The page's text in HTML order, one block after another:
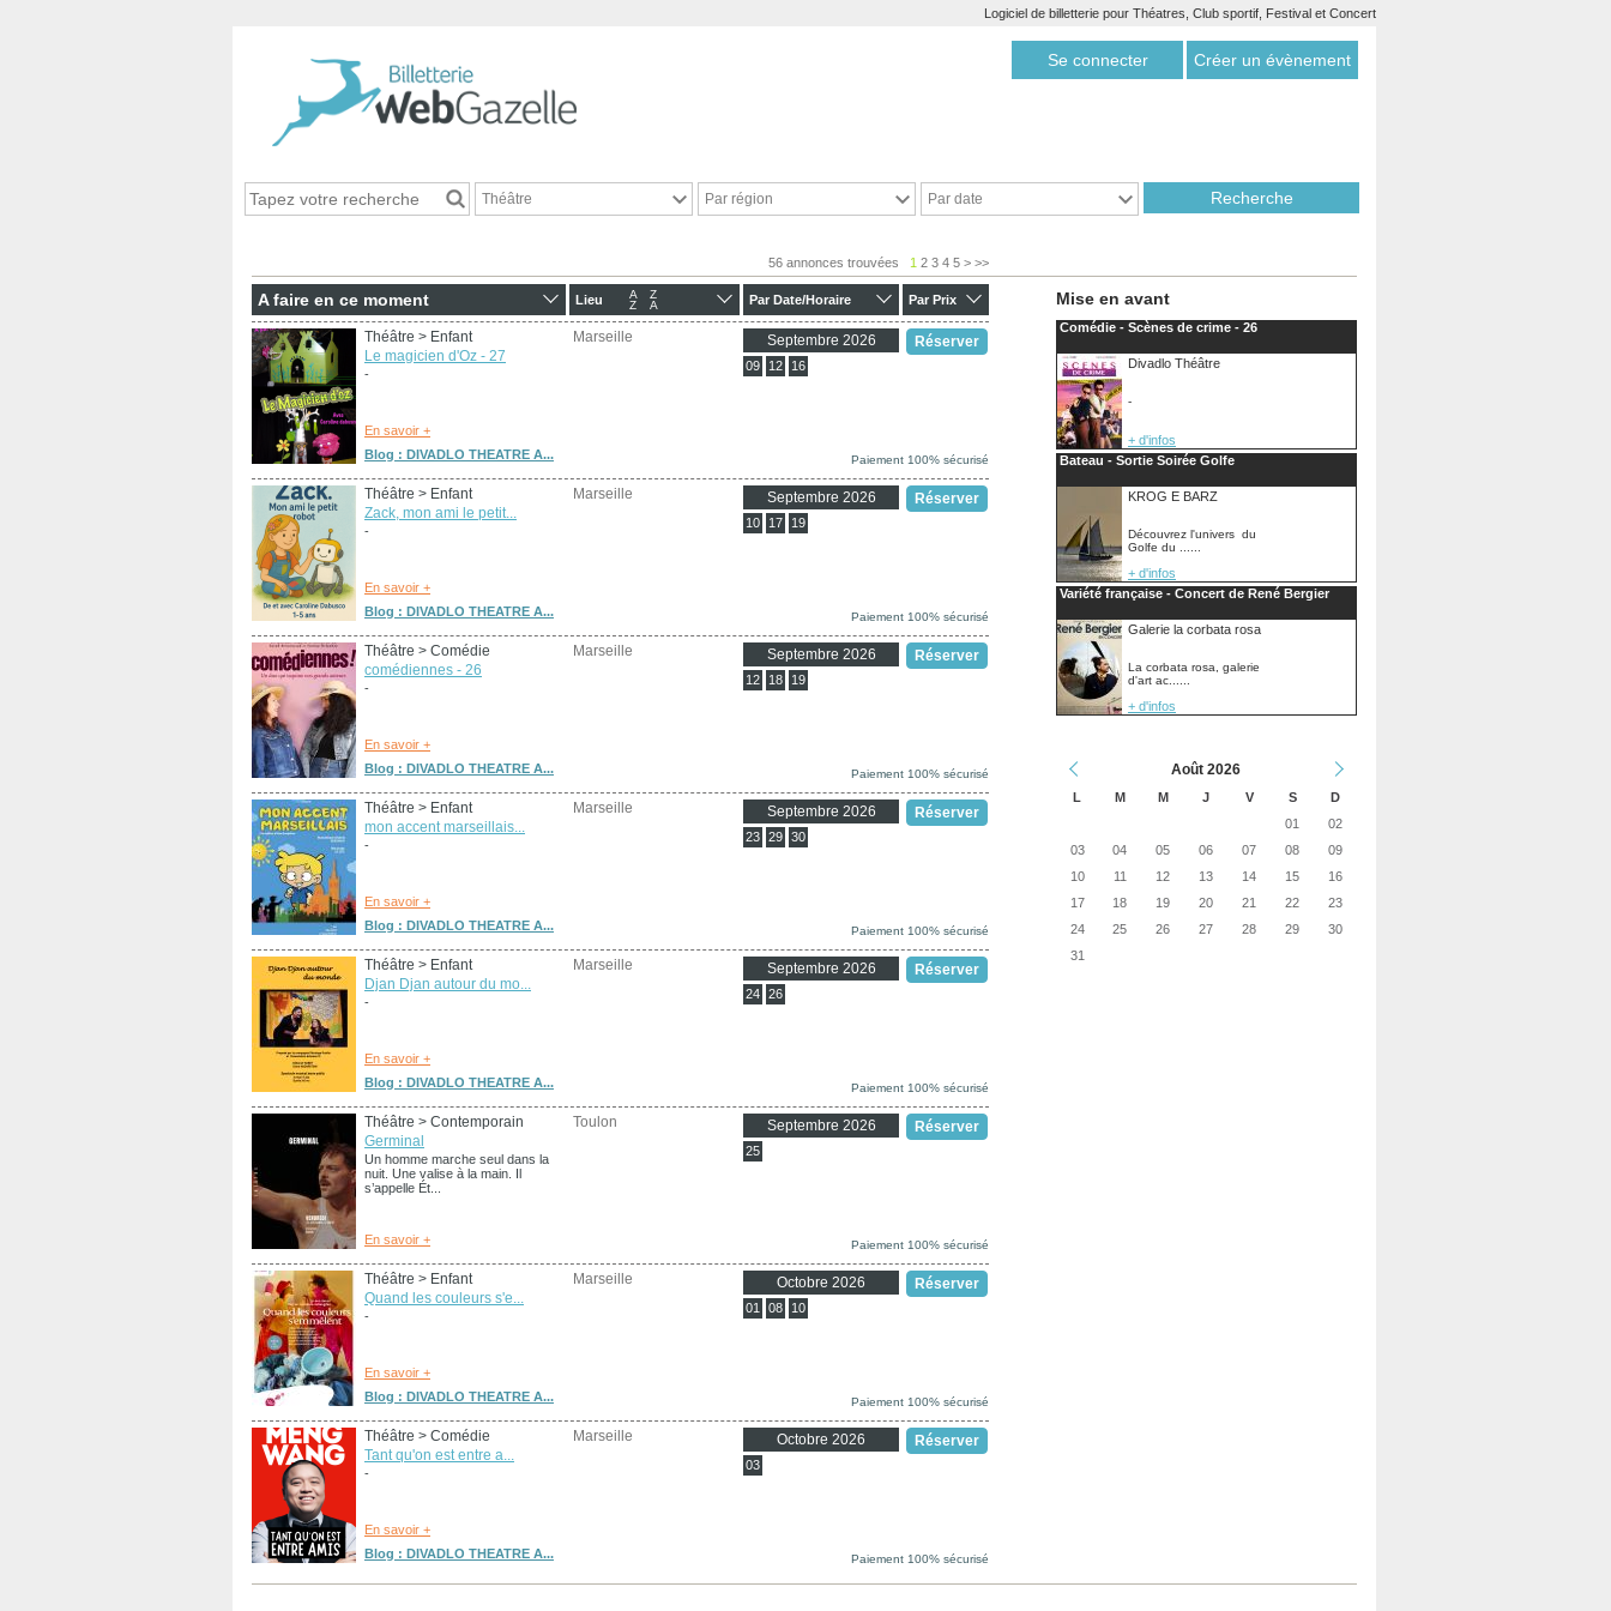
Logiciel de billetterie pour Théatres, Club sportif, Festival et Concert
Se connecter Créer un évènement
Théâtre Par région Par date
56 annonces trouvées 1 2 3 4 5 > >>
A faire en ce moment A
Z
Z
A
Lieu Par Date/Horaire Par Prix
Théâtre > Enfant
Le magicien d'Oz - 27
-
En savoir +
Blog : DIVADLO THEATRE A...
Marseille Septembre 2026
09 12 16
Réserver
Paiement 100% sécurisé
Théâtre > Enfant
Zack, mon ami le petit...
-
En savoir +
Blog : DIVADLO THEATRE A...
Marseille Septembre 2026
10 17 19
Réserver
Paiement 100% sécurisé
Théâtre > Comédie
comédiennes - 26
-
En savoir +
Blog : DIVADLO THEATRE A...
Marseille Septembre 2026
12 18 19
Réserver
Paiement 100% sécurisé
Théâtre > Enfant
mon accent marseillais...
-
En savoir +
Blog : DIVADLO THEATRE A...
Marseille Septembre 2026
23 29 30
Réserver
Paiement 100% sécurisé
Théâtre > Enfant
Djan Djan autour du mo...
-
En savoir +
Blog : DIVADLO THEATRE A...
Marseille Septembre 2026
24 26
Réserver
Paiement 100% sécurisé
Théâtre > Contemporain
Germinal
Un homme marche seul dans la
nuit. Une valise à la main. Il
s’appelle Ét...
En savoir +
Toulon Septembre 2026
25
Réserver
Paiement 100% sécurisé
Théâtre > Enfant
Quand les couleurs s'e...
-
En savoir +
Blog : DIVADLO THEATRE A...
Marseille Octobre 2026
01 08 10
Réserver
Paiement 100% sécurisé
Théâtre > Comédie
Tant qu'on est entre a...
-
En savoir +
Blog : DIVADLO THEATRE A...
Marseille Octobre 2026
03
Réserver
Paiement 100% sécurisé
Mise en avant
+ d'infos
Comédie - Scènes de crime - 26
Divadlo Théâtre
-
+ d'infos
Bateau - Sortie Soirée Golfe
KROG E BARZ
Découvrez l'univers du
Golfe du ......
+ d'infos
Variété française - Concert de René Bergier
Galerie la corbata rosa
La corbata rosa, galerie
d'art ac......
Août 2026
L M M J V S
D
01
02
03
04 05 06 07 08
09
10
11 12 13 14 15
16
17
18 19 20 21 22
23
24
25 26 27 28 29
30
31